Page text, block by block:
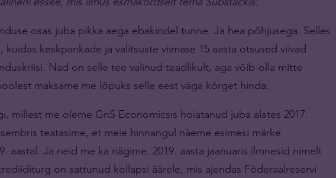
osas juba pikka aega ebakindel tunne. Ja hea põhjusega. Selles
kuidas keskpankade ja valitsuste viimase 15 aasta otsused viivad
Nad on selle tee valinud teadlikult, aga võib-olla mitte
maksame me lõpuks selle eest väga kõrget hinda.
millest me oleme GnS Economicsis hoiatanud juba alates 2017.
teatasime, et meie hinnangul näeme esimesi märke
aastal. Ja neid me ka nägime. 2019. aasta jaanuaris ilmnesid nimelt
on sattunud kollapsi äärele, mis ajendas Föderaalreservi